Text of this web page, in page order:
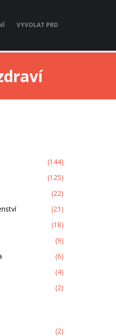
VYVOLAT PRD
(144)
(125)
(22)
(21)
(18)
(9)
(6)
(4)
(2)
(2)